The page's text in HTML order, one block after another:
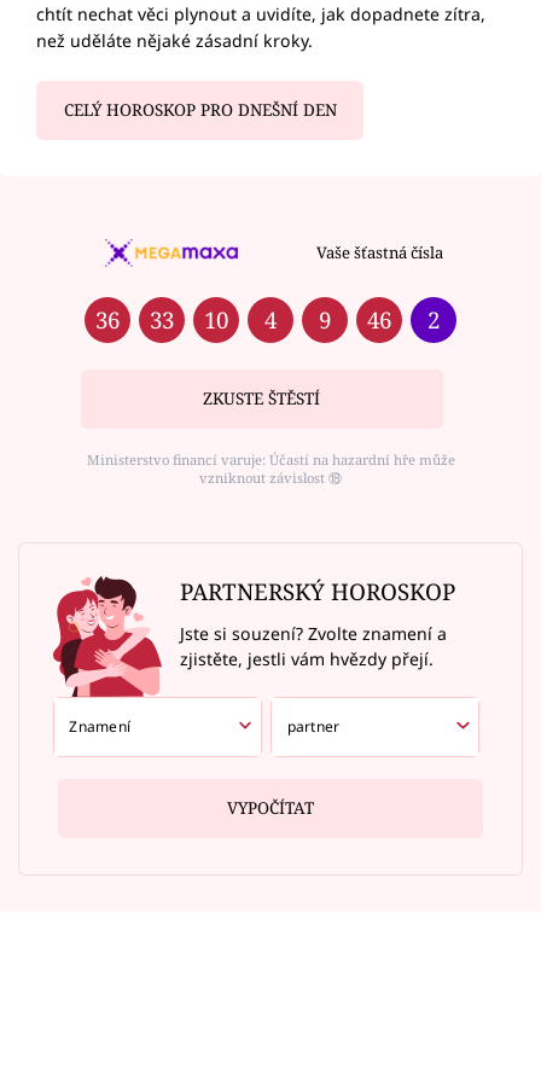
chtít nechat věci plynout a uvidíte, jak dopadnete zítra,
než uděláte nějaké zásadní kroky.
CELÝ HOROSKOP PRO DNEŠNÍ DEN
Vaše šťastná čísla
36 33 10 4 9 46 2
ZKUSTE ŠTĚSTÍ
Ministerstvo financí varuje: Účastí na hazardní hře může
vzniknout závislost ⑱
PARTNERSKÝ HOROSKOP
Jste si souzení? Zvolte znamení a
zjistěte, jestli vám hvězdy přejí.
VYPOČÍTAT